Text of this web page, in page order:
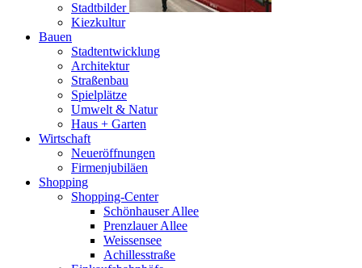
Stadtbilder
Kiezkultur
Bauen
Stadtentwicklung
Architektur
Straßenbau
Spielplätze
Umwelt & Natur
Haus + Garten
Wirtschaft
Neueröffnungen
Firmenjubiläen
Shopping
Shopping-Center
Schönhauser Allee
Prenzlauer Allee
Weissensee
Achillesstraße